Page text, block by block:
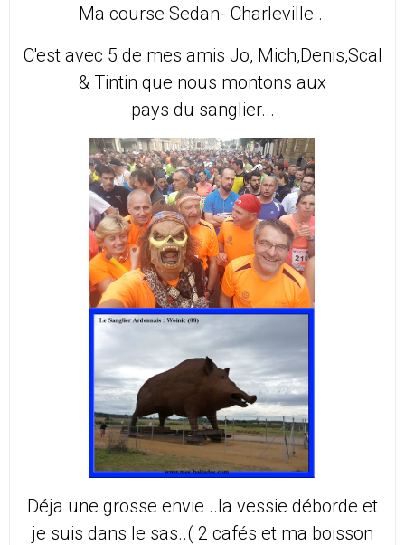
Ma course Sedan- Charleville...
C'est avec 5 de mes amis Jo, Mich,Denis,Scal
& Tintin que nous montons aux
pays du sanglier...
Déja une grosse envie ..la vessie déborde et
je suis dans le sas..( 2 cafés et ma boisson